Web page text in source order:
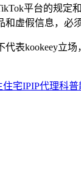
平台的规定
和虚假信息，必
代表kookeey立
住宅IPIP代理科普